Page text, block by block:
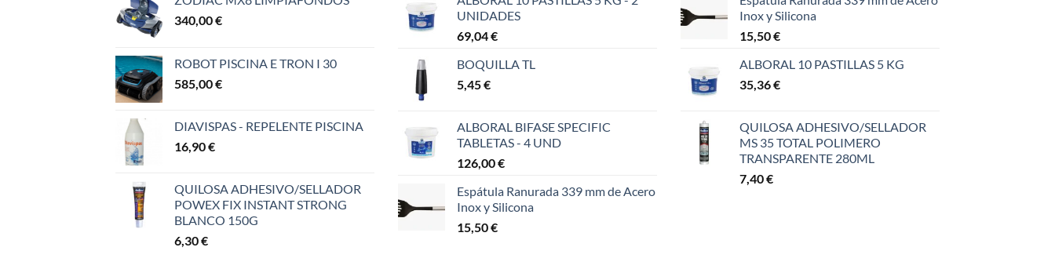
340,00€
ROBOT PISCINA E TRON I 30
585,00€
DIAVISPAS - REPELENTE PISCINA
16,90€
QUILOSA ADHESIVO/SELLADOR
POWEX FIX INSTANT STRONG
BLANCO 150G
6,30€
UNIDADES
69,04€
BOQUILLA TL
5,45€
ALBORAL BIFASE SPECIFIC
TABLETAS - 4 UND
126,00€
Espátula Ranurada 339 mm de Acero
Inox y Silicona
15,50€
Inox y Silicona
15,50€
ALBORAL 10 PASTILLAS 5 KG
35,36€
QUILOSA ADHESIVO/SELLADOR
MS 35 TOTAL POLIMERO
TRANSPARENTE 280ML
7,40€